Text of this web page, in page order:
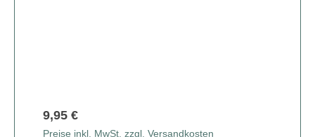
9,95 €
Preise inkl. MwSt. zzgl. Versandkosten